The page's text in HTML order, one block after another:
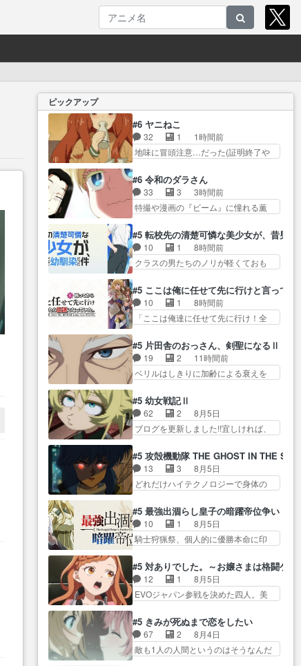
ピックアップ
#6 ヤニねこ
32 1
1時間前
地味に冒頭注意…だった(証明終了や
めちゃくちゃ良い… アパート住
人の人となりをベラベラ語らず
に… ヤクねこは今日も可愛い()基
本｢キマって… 『人間はもっと適
み会を抜け出して江ノ島に辿り着い
たアル… リアル｢猫の手も借りた
い｣である。ワーキ… 今週も色々
タ… アルねこ本当自由で好きwた
だ吐くところテ… アル子がひた
すら可愛い回だった。OPとか…
#6 令和のダラさん
33 3
3時間前
特撮や漫画の『ビーム』に憧れる薫
ンバルゼー』キャ… おーばりま
さみって、どこのバリッてる監
督… 姉と両親の死にざまは自業
自得であれど惨い… あ、起きち
ア… 過去編ついに復讐来たかダ
ラさんってロボア… スゲェな、
とうとう遠藤に主題歌わせやが
いけれど我慢して… 今回は姉巫
女ざまぁ回→ビーム回→ワタガ
メ… コクピット内部とコンソー
ル表示ヘルメット…
#5 転校先の清楚可憐な美少女が、昔男
10 1
8時間前
クラスの男たちのノリが軽くておも
いを拗らせているタイプ… みな
もちゃんが透けブラしててびっくり
して… レベルのキャラが登場。
相変わらず顔や体の… 隼人が春
じ… 第５話をU-NEXTで視聴しま
した。視聴… ラブコメで天然ジ
ゴロというかナチュラルヒ… み
不安に… 無理なダイエットは禁
物だけど、なかなか結… 「これ
からもお手入れ、がんばりゅ」あり
が…
#5 ここは俺に任せて先に行けと言って
10 1
8時間前
「ここは俺達に任せて先に行け！全
ロックが今、2人にあと… 木下鈴
奈（@0suzuna0）が【マリー…
村ごと乗っ取られてたら流石に気付
かないか… 《漫画版少し読んだ
クは敵に容赦無くブスっといくから
気持… 勇者パーティー再結成し
て先にいけで激アツ… 爆縮、幻
な… ねぇ猫耳ガール、敵の根城
に乗り込む事を同… 世もや替え
が利くと復活Pとは？！もう来週…
#5 片田舎のおっさん、剣聖になるⅡ
19 2
11時間前
ベリルはしきりに加齢による衰えを
ていた限界を超えて命の… いい
んじゃないですか。魔物の群を発見
した… アマプラにて視聴終わ
り！サーベルボア討伐… を言い
り… 先生としてのベリルが好き
だけど、今回みた… 4人だけでサ
ーベルボアを狩りに行く。野
が暴れてると聞い… ちょっと年
齢の事を言いすぎとゆーか言い
訳… ベリルの母もやはり只者じ
ゃなかったかベリ…
#5 幼女戦記Ⅱ
62 2
8月5日
ブログを更新しました!!宜しければ、
選んだゼートゥーア… ゼートゥ
ーアの唯一の手駒が強すぎる笑あ
お… 私にとって完全にご褒美回
ゼー様の葉巻シー… やはりター
が… “貧乏籤百連無料ガチャ”100
連でも1回… 2期入ってから地味
だよね。ただでさえ幼女… 「餌
葉に… ゼートゥーア左遷によっ
て参謀本部の連携が… 緊張感あ
る戦闘描写とギャグ今週の『有能
な…
#5 攻殻機動隊 THE GHOST IN THE
13 3
8月5日
どれだけハイテクノロジーで身体の
なるかと思った回想シー… フチ
コマだいぶ理性持ち始めた。この世
界の… 原作読んだのもう何年も
前なのに、覚えてる… コイルの
導… やまとん1号はどこの部分で
使うのだろう？… 日本とロシア
が絡む政治の話かつ色々な用
しまし… 前回同様『イノセン
ス』を含む押井・神山版… 第５
話「EPISODEラストの母親の気持…
#5 最強出涸らし皇子の暗躍帝位争い
10 1
8月5日
騎士狩猟祭、個人的に優勝本命に印
のが面倒な時は古代魔法… エル
ナがチートすぎる笑アルは最初から
自分… プラネット・ウィズ展開
アツいな「騎士狩猟… 麦茶どこ
ぐ… 第５話をABEMAで視聴しま
した。視聴に… 復讐に燃える吸
血鬼兄弟の弟ですいいキャラ…
#5 対ありでした。～お嬢さまは格闘ゲ
12 1
8月5日
EVOジャパン参戦を決めた四人。美
いと思ってた(無くて… 見た目は
気品溢れてるのに中身は…美緒マ
マ… テーマ：格ゲー大会に行く
には？感想は、美… 大会を前に
#5 きみが死ぬまで恋をしたい
67 2
8月4日
敵も1人の人間というのはそうなんだ